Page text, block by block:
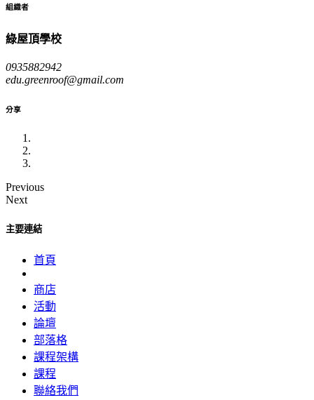
組織者
綠屋頂學校
0935882942
edu.greenroof@gmail.com
分享
Previous
Next
主要連結
首頁
商店
活動
論壇
部落格
課程架構
課程
聯絡我們